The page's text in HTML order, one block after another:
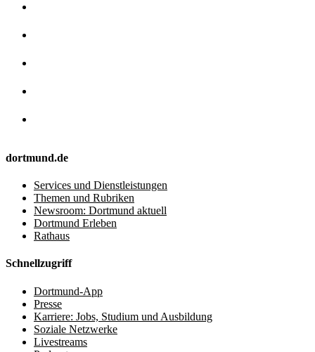
dortmund.de
Services und Dienstleistungen
Themen und Rubriken
Newsroom: Dortmund aktuell
Dortmund Erleben
Rathaus
Schnellzugriff
Dortmund-App
Presse
Karriere: Jobs, Studium und Ausbildung
Soziale Netzwerke
Livestreams